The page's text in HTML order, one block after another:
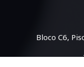
Bloco C6,